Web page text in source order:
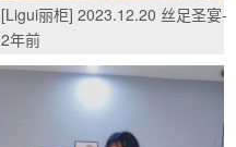
[Ligui丽柜] 2023.12.20 丝足圣宴-
下 汐汐/(51P)
2年前